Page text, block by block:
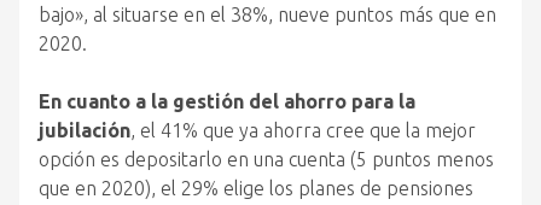
bajo», al situarse en el 38%, nueve puntos más que en
2020.
En cuanto a la gestión del ahorro para la
jubilación, el 41% que ya ahorra cree que la mejor
opción es depositarlo en una cuenta (5 puntos menos
que en 2020), el 29% elige los planes de pensiones